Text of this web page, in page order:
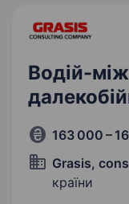
Водій-
163 000 –
Grasis,
країни